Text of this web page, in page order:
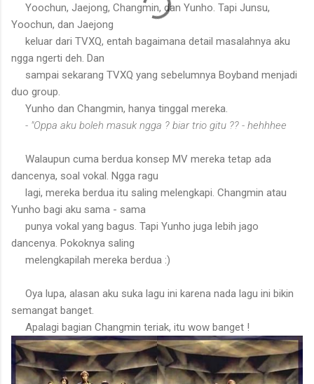
Yoochun, Jaejong, Changmin, dan Yunho. Tapi Junsu,
Yoochun, dan Jaejong
keluar dari TVXQ, entah bagaimana detail masalahnya aku
ngga ngerti deh. Dan
sampai sekarang TVXQ yang sebelumnya Boyband menjadi
duo group.
Yunho dan Changmin, hanya tinggal mereka.
- "Oppa aku boleh masuk ngga ? biar trio gitu ?? - hehhhee
Walaupun cuma berdua konsep MV mereka tetap ada
dancenya, soal vokal. Ngga ragu
lagi, mereka berdua itu saling melengkapi. Changmin atau
Yunho bagi aku sama - sama
punya vokal yang bagus. Tapi Yunho juga lebih jago
dancenya. Pokoknya saling
melengkapilah mereka berdua :)
Oya lupa, alasan aku suka lagu ini karena nada lagu ini bikin
semangat banget.
Apalagi bagian Changmin teriak, itu wow banget !